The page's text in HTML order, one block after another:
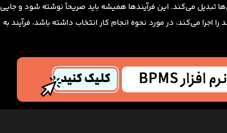
تبدیل می‌کند. این فرآیندها همیشه باید صریحاً نوشته شود و جایی
را اجرا می‌کند، در مورد نحوه انجام کار انتخاب داشته باشد، فرآیند به